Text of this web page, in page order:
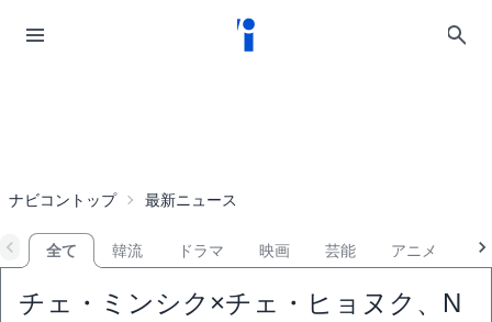
ナビコントップ 最新ニュース
全て 韓流 ドラマ 映画 芸能 アニメ
チェ・ミンシク×チェ・ヒョヌク、N